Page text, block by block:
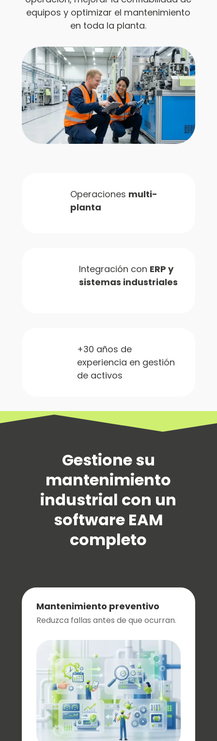
equipos y optimizar el mantenimiento
en toda la planta.
Operaciones multi-
planta
Integración con ERP y
sistemas industriales
+30 años de
experiencia en gestión
de activos
Gestione su
mantenimiento
industrial con un
software EAM
completo
Mantenimiento preventivo
Reduzca fallas antes de que ocurran.